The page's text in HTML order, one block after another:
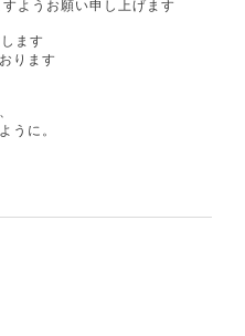
ようお願い申し上げます
ます
ります
うに。